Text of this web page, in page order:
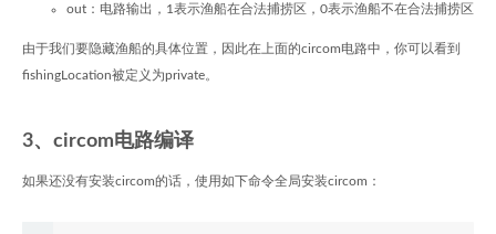
out：电路输出，1表示渔船在合法捕捞区，0表示渔船不在合法捕捞区
由于我们要隐藏渔船的具体位置，因此在上面的circom电路中，你可以看到
fishingLocation被定义为private。
3、circom电路编译
如果还没有安装circom的话，使用如下命令全局安装circom：